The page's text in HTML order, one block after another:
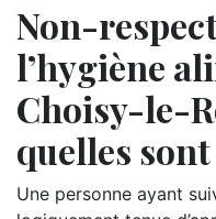
Non-
l’hygiène
Choisy-le-
quelles
Une personne ayant